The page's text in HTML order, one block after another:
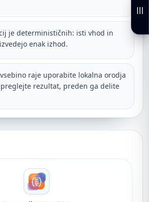
je determinističnih: isti vhod in
enak izhod.
raje uporabite lokalna orodja
rezultat, preden ga delite